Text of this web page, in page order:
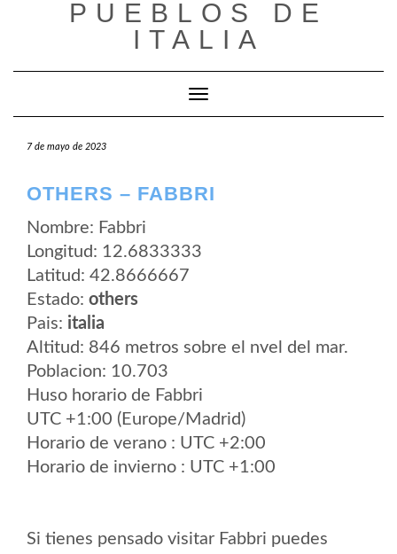
PUEBLOS DE
ITALIA
Cambiar modo de navegación
7 de mayo de 2023
OTHERS – FABBRI
Nombre: Fabbri
Longitud: 12.6833333
Latitud: 42.8666667
Estado: others
Pais: italia
Altitud: 846 metros sobre el nvel del mar.
Poblacion: 10.703
Huso horario de Fabbri
UTC +1:00 (Europe/Madrid)
Horario de verano : UTC +2:00
Horario de invierno : UTC +1:00
Si tienes pensado visitar Fabbri puedes